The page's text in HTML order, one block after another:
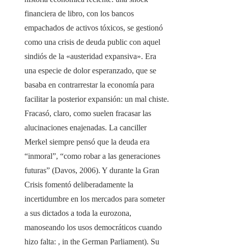
financiera de libro, con los bancos
empachados de activos tóxicos, se gestionó
como una crisis de deuda public con aquel
sindiós de la «austeridad expansiva». Era
una especie de dolor esperanzado, que se
basaba en contrarrestar la economía para
facilitar la posterior expansión: un mal chiste.
Fracasó, claro, como suelen fracasar las
alucinaciones enajenadas. La canciller
Merkel siempre pensó que la deuda era
“inmoral”, “como robar a las generaciones
futuras” (Davos, 2006). Y durante la Gran
Crisis fomentó deliberadamente la
incertidumbre en los mercados para someter
a sus dictados a toda la eurozona,
manoseando los usos democráticos cuando
hizo falta: , in the German Parliament). Su